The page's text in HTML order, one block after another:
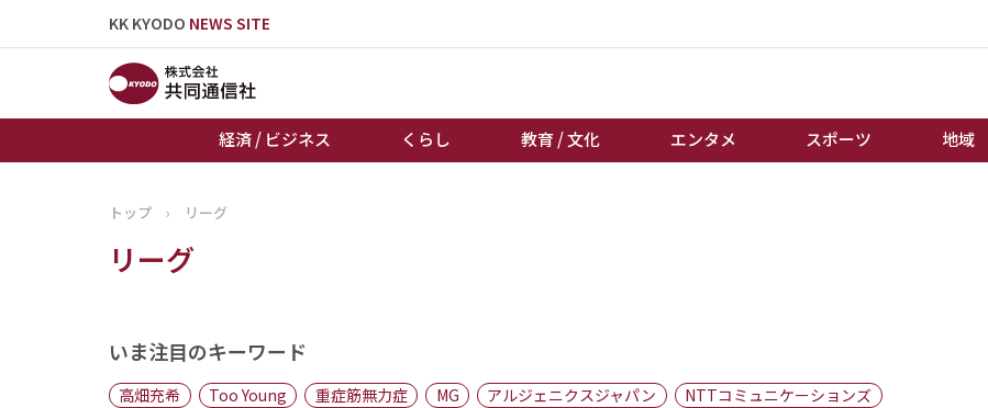
KK KYODO NEWS SITE
経済 / ビジネス くらし 教育 / 文化 エンタメ スポーツ 地域
トップページ
地域
棋王戦
トップ › リーグ
リーグ
いま注目のキーワード
高畑充希 Too Young 重症筋無力症 MG アルジェニクスジャパン
NTTコミュニケーションズ